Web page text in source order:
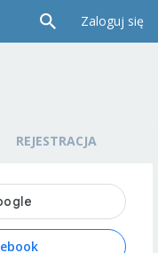
Zaloguj się
REJESTRACJA